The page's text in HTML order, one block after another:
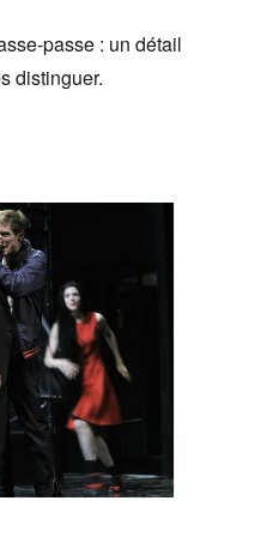
passe : un détail
distinguer.